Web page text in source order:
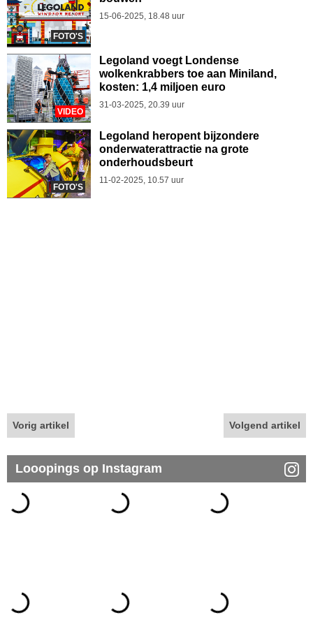
FOTO'S
15-06-2025, 18.48 uur
VIDEO
Legoland voegt Londense
wolkenkrabbers toe aan Miniland,
kosten: 1,4 miljoen euro
31-03-2025, 20.39 uur
FOTO'S
Legoland heropent bijzondere
onderwaterattractie na grote
onderhoudsbeurt
11-02-2025, 10.57 uur
Vorig artikel Volgend artikel
Looopings op Instagram